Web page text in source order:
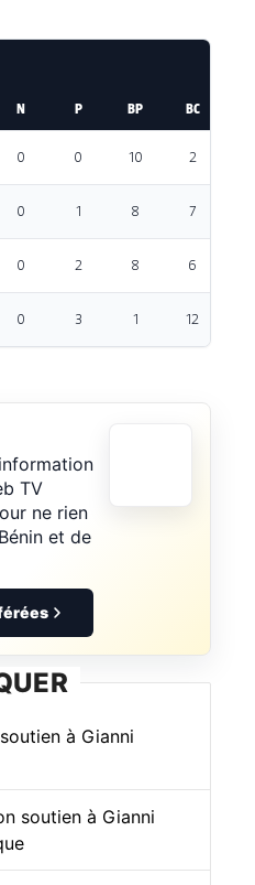
N P BP BC
0 0 10 2
0 1 8 7
0 2 8 6
0 3 1 12
TV
ne rien
et de
à Gianni
soutien à Gianni